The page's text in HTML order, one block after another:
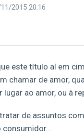
2015 20:16
este título aí em
chamar de amor,
ao amor, ou à
de assuntos